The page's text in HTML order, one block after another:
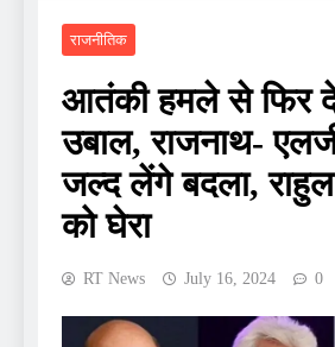
राजनीतिक
आतंकी हमले से फिर
उबाल, राजनाथ-
जल्द लेंगे बदला,
को घेरा
RT News July 16, 2024 0